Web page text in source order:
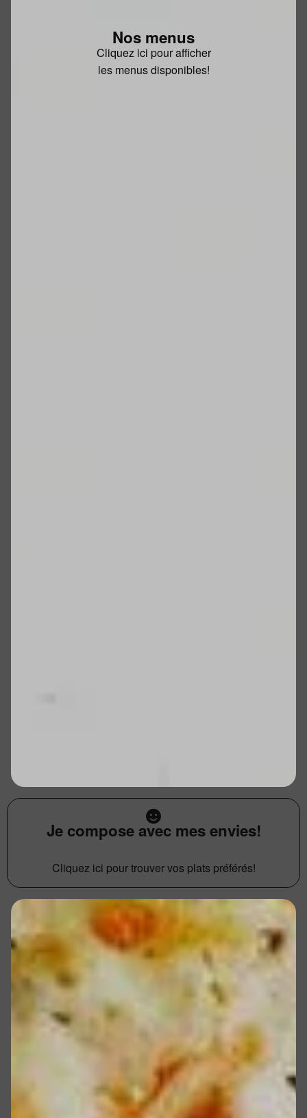
Nos menus
Cliquez ici pour afficher
les menus disponibles!
Je compose avec mes envies!
Cliquez ici pour trouver vos plats préférés!